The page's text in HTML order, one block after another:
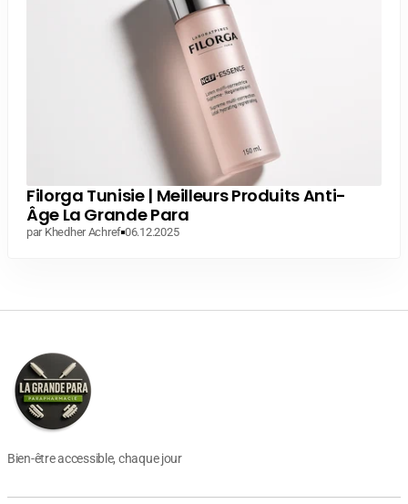
Filorga Tunisie | Meilleurs Produits Anti-
Âge La Grande Para
par Khedher Achref 06.12.2025
Bien-être accessible, chaque jour